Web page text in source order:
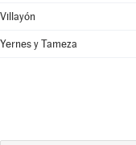
Villayón
Yernes y Tameza